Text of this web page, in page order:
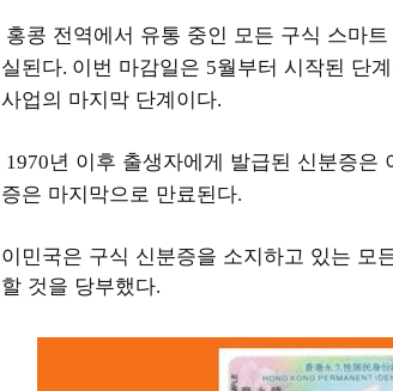
홍콩 전역에서 유통 중인 모든 구식 스마
실된다. 이번 마감일은 5월부터 시작된 단
사업의 마지막 단계이다.
1970년 이후 출생자에게 발급된 신분증은
증은 마지막으로 만료된다.
이민국은 구식 신분증을 소지하고 있는 모
할 것을 당부했다.